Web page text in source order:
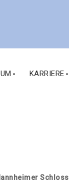
KARRIERE
Schloss